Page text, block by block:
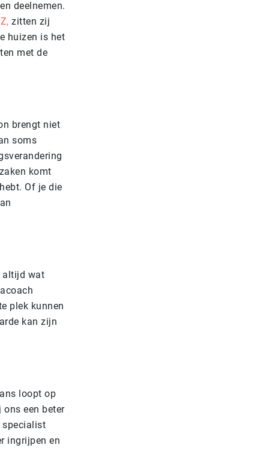
deelnemen.
zitten zij
huizen is het
met de
brengt niet
soms
komt
Of je die
altijd wat
plek kunnen
kan zijn
loopt op
een beter
specialist
ingrijpen en